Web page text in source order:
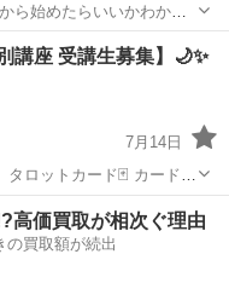
ら始めたらいいかわから
ーマン講座】をご用意し
占い
講座 受講生募集】🌙✨
7月14日
タロットカード🃏 カードの
読み解き方まで、 マンツ
【こんな方に
占い
高価買取が相次ぐ理由
の買取額が続出